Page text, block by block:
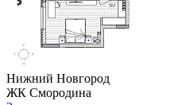
Нижний Новгород
ЖК Смородина